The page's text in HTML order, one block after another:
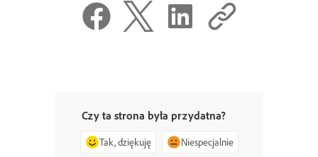
Czy ta strona była przydatna?
Tak, dziękuję Niespecjalnie